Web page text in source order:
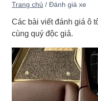
Trang chủ / Đánh giá xe
Các bài viết đánh giá ô
cùng quý độc giả.